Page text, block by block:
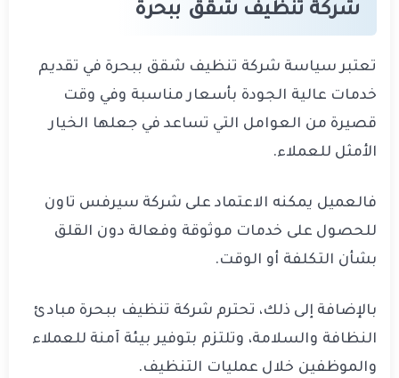
شركة تنظيف شقق ببحرة
تعتبر سياسة شركة تنظيف شقق ببحرة في تقديم
خدمات عالية الجودة بأسعار مناسبة وفي وقت
قصيرة من العوامل التي تساعد في جعلها الخيار
الأمثل للعملاء.
فالعميل يمكنه الاعتماد على شركة سيرفس تاون
للحصول على خدمات موثوقة وفعالة دون القلق
بشأن التكلفة أو الوقت.
بالإضافة إلى ذلك، تحترم شركة تنظيف ببحرة مبادئ
النظافة والسلامة، وتلتزم بتوفير بيئة آمنة للعملاء
والموظفين خلال عمليات التنظيف.